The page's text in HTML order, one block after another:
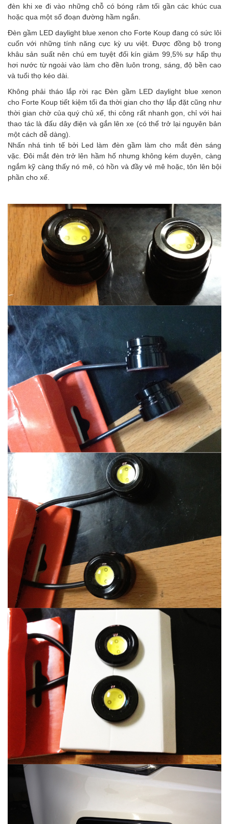
đèn khi xe đi vào những chỗ có bóng râm tối gần các khúc cua
hoặc qua một số đoạn đường hầm ngắn.
Đèn gầm LED daylight blue xenon cho Forte Koup đang có sức lôi
cuốn với những tính năng cực kỳ ưu việt. Được đồng bộ trong
khâu sản suất nên chú em tuyệt đối kín giảm 99,5% sự hấp thụ
hơi nước từ ngoài vào làm cho đền luôn trong, sáng, độ bền cao
và tuổi thọ kéo dài.
Không phải tháo lắp rời rạc Đèn gầm LED daylight blue xenon
cho Forte Koup tiết kiệm tối đa thời gian cho thợ lắp đặt cũng như
thời gian chờ của quý chủ xế, thi công rất nhanh gọn, chỉ với hai
thao tác là đấu dây điện và gắn lên xe (có thể trở lại nguyên bản
một cách dễ dàng).
Nhấn nhá tinh tế bởi Led làm đèn gầm làm cho mắt đèn sáng
vặc. Đôi mắt đèn trở lên hầm hố nhưng không kém duyên, càng
ngắm kỹ càng thấy nó mê, có hồn và đầy vẻ mê hoặc, tôn lên bội
phần cho xế.